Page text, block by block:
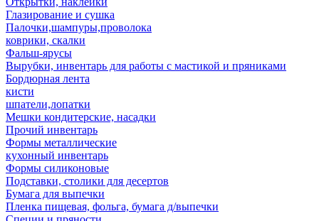
Глазирование и сушка
Палочки,шампуры,проволока
коврики, скалки
Фальш-ярусы
Вырубки, инвентарь для работы с мастикой и пряниками
Бордюрная лента
кисти
шпатели,лопатки
Мешки кондитерские, насадки
Прочий инвентарь
Формы металлические
кухонный инвентарь
Формы силиконовые
Подставки, столики для десертов
Бумага для выпечки
Пленка пищевая, фольга, бумага д/выпечки